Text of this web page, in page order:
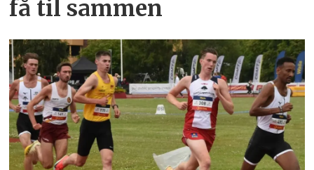
få til sammen